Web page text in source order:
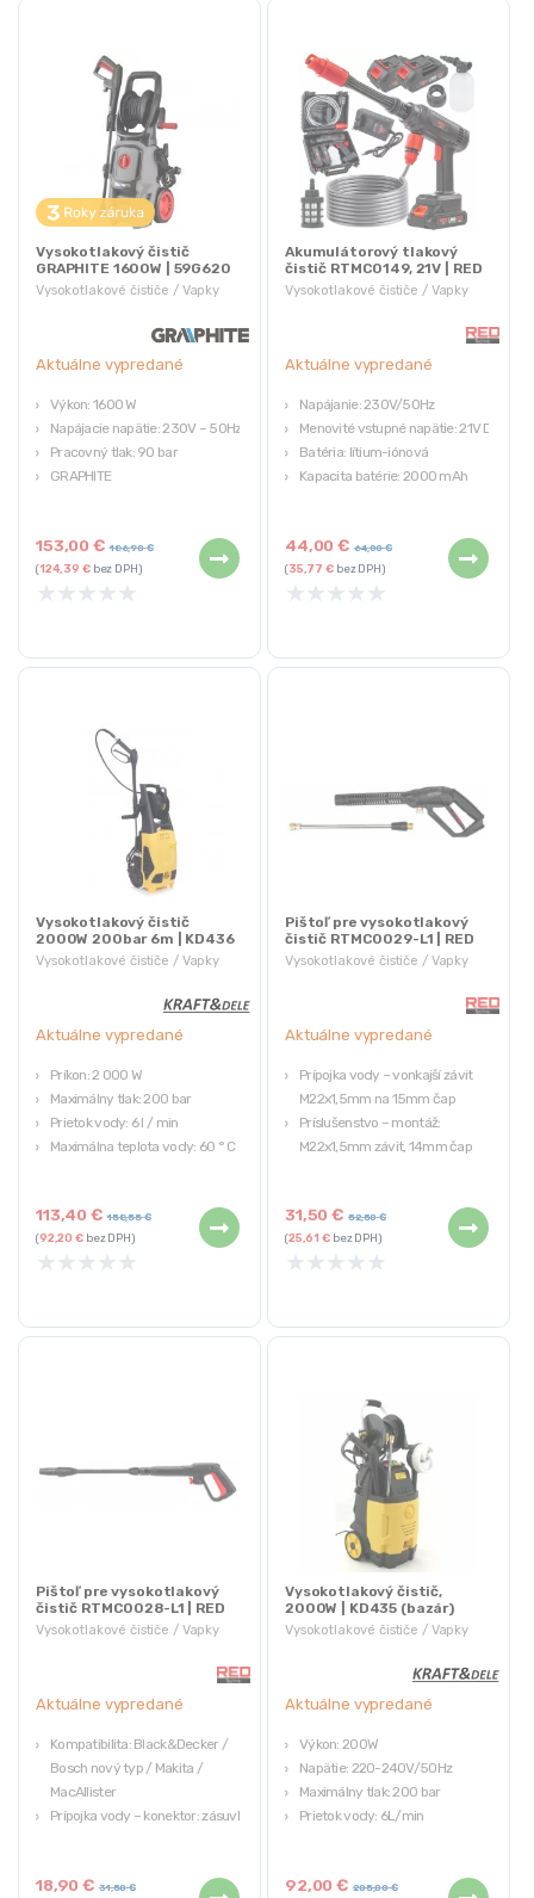
Vysokotlakové čističe / Vapky
Vysokotlakový čistič
GRAPHITE 1600W | 59G620
Aktuálne vypredané
Výkon: 1600 W
Napájacie napätie: 230V ~ 50Hz
Pracovný tlak: 90 bar
GRAPHITE
153,00€ 186,90€
(124,39 €bez DPH)
★ ★ ★ ★ ★
Vysokotlakové čističe / Vapky
Akumulátorový tlakový
čistič RTMC0149, 21V | RED
TECHNIC
Aktuálne vypredané
Napájanie: 230V/50Hz
Menovité vstupné napätie: 21V DC
Batéria: lítium-iónová
Kapacita batérie: 2000 mAh
44,00€ 64,00€
(35,77€bez DPH)
★ ★ ★ ★ ★
Vysokotlakové čističe / Vapky
Vysokotlakový čistič
2000W 200bar 6m | KD436
Aktuálne vypredané
Príkon: 2 000 W
Maximálny tlak: 200 bar
Prietok vody: 6 l / min
Maximálna teplota vody: 60 ° C
113,40€ 158,55€
(92,20€bez DPH)
★ ★ ★ ★ ★
Vysokotlakové čističe / Vapky
Pištoľ pre vysokotlakový
čistič RTMC0029-L1 | RED
TECHNIC
Aktuálne vypredané
Prípojka vody – vonkajší závit
M22x1,5mm na 15mm čap
Príslušenstvo – montáž:
M22x1,5mm závit, 14mm čap
31,50€ 52,50€
(25,61€bez DPH)
★ ★ ★ ★ ★
Vysokotlakové čističe / Vapky
Pištoľ pre vysokotlakový
čistič RTMC0028-L1 | RED
TECHNIC
Aktuálne vypredané
Kompatibilita: Black&Decker /
Bosch nový typ / Makita /
MacAllister
Prípojka vody – konektor: zásuvka
Značka: RED TECHNIC
18,90€ 31,50€
Vysokotlakové čističe / Vapky
Vysokotlakový čistič,
2000W | KD435 (bazár)
Aktuálne vypredané
Výkon: 200W
Napätie: 220-240V/50Hz
Maximálny tlak: 200 bar
Prietok vody: 6L/min
Náš bazár ponúka výrobky so zárukou,
92,00€ 205,00€